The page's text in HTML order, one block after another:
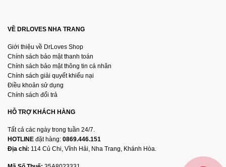
VỀ DRLOVES NHA TRANG
Giới thiệu về DrLoves Shop
Chính sách bảo mật thanh toán
Chính sách bảo mật thông tin cá nhân
Chính sách giải quyết khiếu nại
Điều khoản sử dụng
Chính sách đổi trả
HỖ TRỢ KHÁCH HÀNG
Tất cả các ngày trong tuần 24/7.
HOTLINE đặt hàng: 0869.446.151
Địa chỉ: 114 Củ Chi, Vĩnh Hải, Nha Trang, Khánh Hòa.